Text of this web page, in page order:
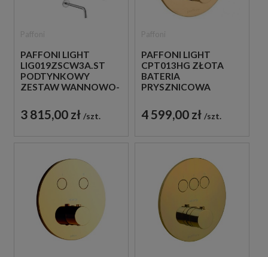
PAFFONI LIGHT
LIG019ZSCW3A.ST
PODTYNKOWY
ZESTAW WANNOWO-
WYLEWKĄ STAL
SZCZOTKOWANA
3 815,00 zł szt.
PAFFONI LIGHT
CPT013HG ZŁOTA
BATERIA
PRYSZNICOWA
TERMOSTATYCZNA 1-
DROŻNA
4 599,00 zł szt.